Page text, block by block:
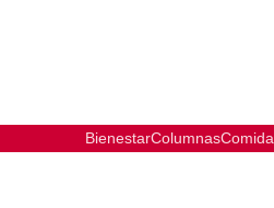
BienestarColumnasComida